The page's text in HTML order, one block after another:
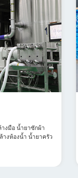
งมือ น้ำยาซักผ้า
งห้องน้ำ น้ำยาครัว